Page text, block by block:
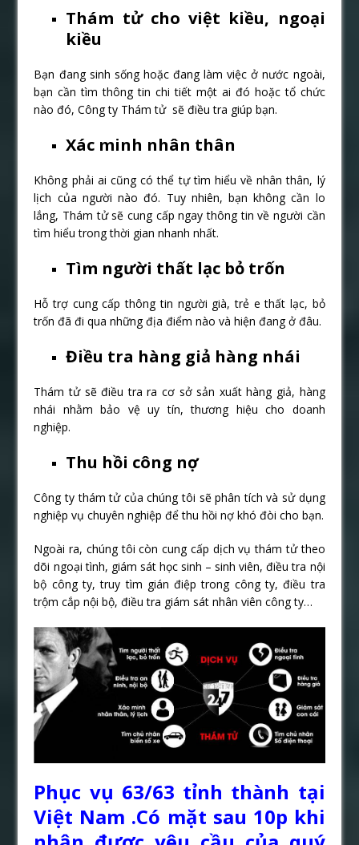
Thám tử cho việt kiều, ngoại
kiều
Bạn đang sinh sống hoặc đang làm việc ở nước ngoài,
bạn cần tìm thông tin chi tiết một ai đó hoặc tổ chức
nào đó, Công ty Thám tử sẽ điều tra giúp bạn.
Xác minh nhân thân
Không phải ai cũng có thể tự tìm hiểu về nhân thân, lý
lịch của người nào đó. Tuy nhiên, bạn không cần lo
lắng, Thám tử sẽ cung cấp ngay thông tin về người cần
tìm hiểu trong thời gian nhanh nhất.
Tìm người thất lạc bỏ trốn
Hỗ trợ cung cấp thông tin người già, trẻ e thất lạc, bỏ
trốn đã đi qua những địa điểm nào và hiện đang ở đâu.
Điều tra hàng giả hàng nhái
Thám tử sẽ điều tra ra cơ sở sản xuất hàng giả, hàng
nhái nhằm bảo vệ uy tín, thương hiệu cho doanh
nghiệp.
Thu hồi công nợ
Công ty thám tử của chúng tôi sẽ phân tích và sử dụng
nghiệp vụ chuyên nghiệp để thu hồi nợ khó đòi cho bạn.
Ngoài ra, chúng tôi còn cung cấp dịch vụ thám tử theo
dõi ngoại tình, giám sát học sinh – sinh viên, điều tra nội
bộ công ty, truy tìm gián điệp trong công ty, điều tra
trộm cắp nội bộ, điều tra giám sát nhân viên công ty…
Phục vụ 63/63 tỉnh thành tại
Việt Nam .Có mặt sau 10p khi